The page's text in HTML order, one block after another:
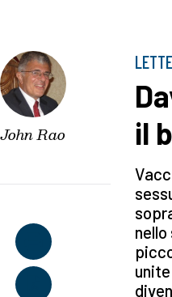
John Rao
il